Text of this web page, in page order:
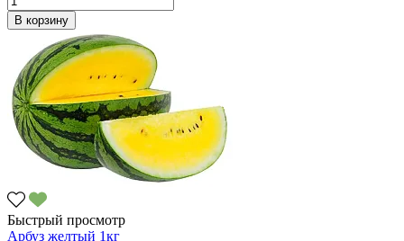
В корзину
Быстрый просмотр
Арбуз желтый 1кг